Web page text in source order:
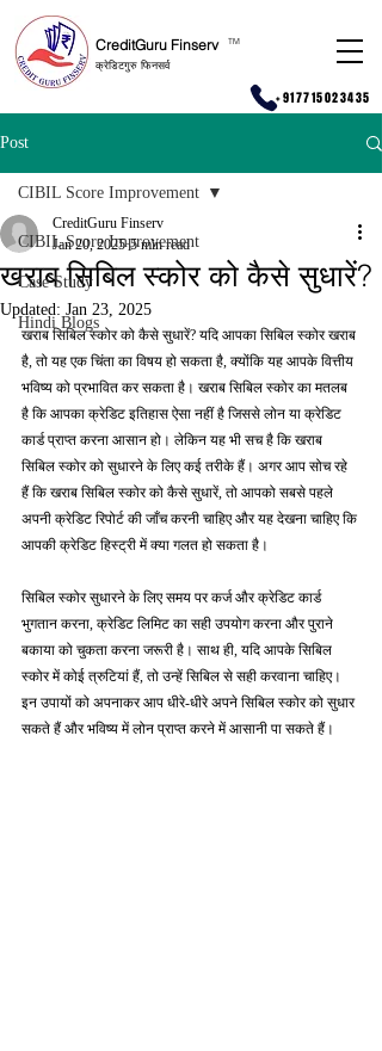
CreditGuru Finserv
क्रेडिटगुरु फिनसर्व
TM
+917715023435
Post
CIBIL Score Improvement
Case Study
Hindi Blogs
CIBIL Score Improvement
खराब सिबिल स्कोर को कैसे सुधारें?
CreditGuru Finserv
Jan 20, 2025 5 min read
Updated: Jan 23, 2025
खराब सिबिल स्कोर को कैसे सुधारें? यदि आपका सिबिल स्कोर खराब
है, तो यह एक चिंता का विषय हो सकता है, क्योंकि यह आपके वित्तीय
भविष्य को प्रभावित कर सकता है। खराब सिबिल स्कोर का मतलब
है कि आपका क्रेडिट इतिहास ऐसा नहीं है जिससे लोन या क्रेडिट
कार्ड प्राप्त करना आसान हो। लेकिन यह भी सच है कि खराब
सिबिल स्कोर को सुधारने के लिए कई तरीके हैं। अगर आप सोच रहे
हैं कि खराब सिबिल स्कोर को कैसे सुधारें, तो आपको सबसे पहले
अपनी क्रेडिट रिपोर्ट की जाँच करनी चाहिए और यह देखना चाहिए कि
आपकी क्रेडिट हिस्ट्री में क्या गलत हो सकता है।
सिबिल स्कोर सुधारने के लिए समय पर कर्ज और क्रेडिट कार्ड
भुगतान करना, क्रेडिट लिमिट का सही उपयोग करना और पुराने
बकाया को चुकता करना जरूरी है। साथ ही, यदि आपके सिबिल
स्कोर में कोई त्रुटियां हैं, तो उन्हें सिबिल से सही करवाना चाहिए।
इन उपायों को अपनाकर आप धीरे-धीरे अपने सिबिल स्कोर को सुधार
सकते हैं और भविष्य में लोन प्राप्त करने में आसानी पा सकते हैं।